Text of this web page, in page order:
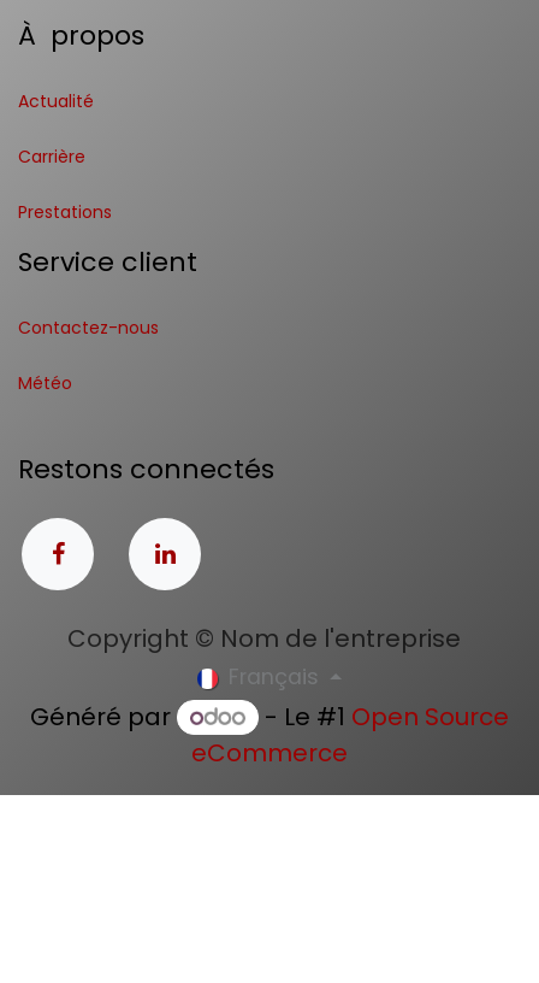
À propos
Actualité
Carrière
Prestations
Service client
Contactez-nous
Météo
Restons connectés
Copyright © Nom de l'entreprise
Français
Généré par - Le #1 Open Source
eCommerce